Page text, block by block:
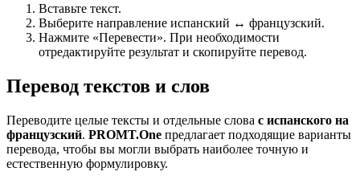
Вставьте текст.
Выберите направление испанский ↔ французский.
Нажмите «Перевести». При необходимости
отредактируйте результат и скопируйте перевод.
Перевод текстов и слов
Переводите целые тексты и отдельные слова с испанского на
французский. PROMT.One предлагает подходящие варианты
перевода, чтобы вы могли выбрать наиболее точную и
естественную формулировку.